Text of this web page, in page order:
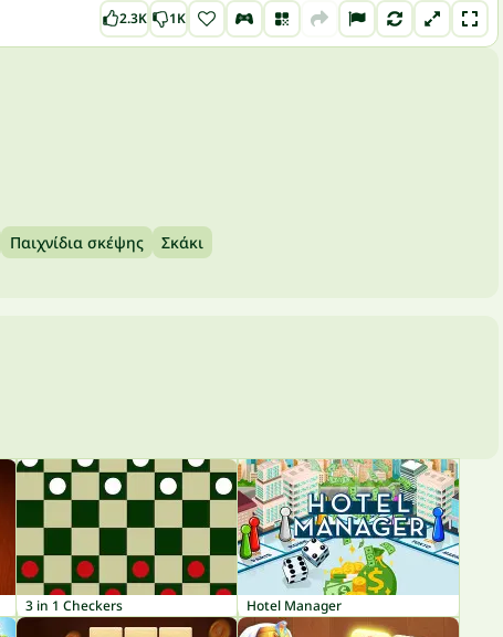
2.3K 1K
Παιχνίδια σκέψης Σκάκι
3 in 1 Checkers Hotel Manager